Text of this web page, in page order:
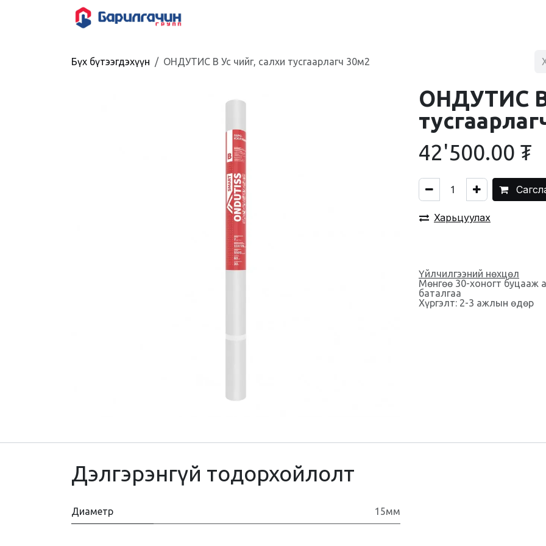
Бүх бүтээгдэхүүн ОНДУТИС В Ус чийг, салхи тусгаарлагч 30м2
ОНДУТИС В
42'500.00 ₮
Харьцуулах
Үйлчилгээний нөхцөл
Мөнгөө 30-хоногт буцааж
баталгаа
Хүргэлт: 2-3 ажлын өдөр
Дэлгэрэнгүй тодорхойлолт
Диаметр 15мм